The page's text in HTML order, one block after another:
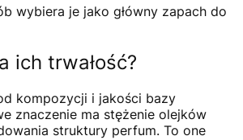
wybiera je jako główny zapach do
ich trwałość?
kompozycji i jakości bazy
znaczenie ma stężenie olejków
struktury perfum. To one